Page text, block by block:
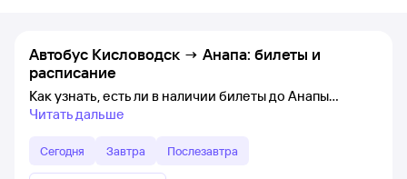
Автобус Кисловодск → Анапа: билеты и
расписание
Как узнать, есть ли в наличии билеты до Анапы
Читать дальше
Сегодня Завтра Послезавтра